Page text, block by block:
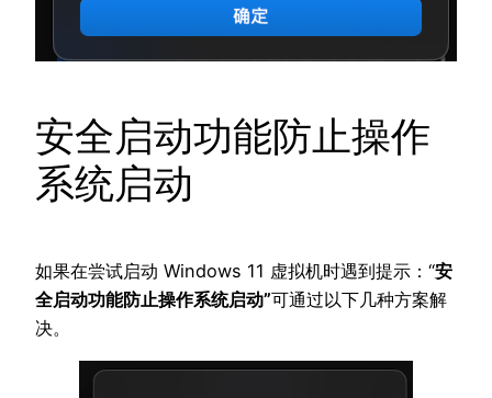
安全启动功能防止操作
系统启动
如果在尝试启动 Windows 11 虚拟机时遇到提示：“安
全启动功能防止操作系统启动”可通过以下几种方案解
决。